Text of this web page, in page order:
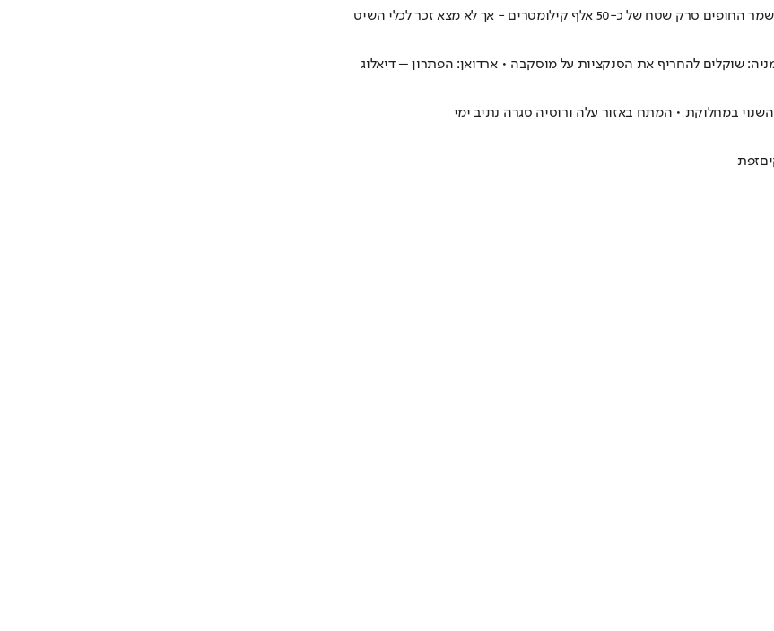
שוקלים להחריף את הסנקציות על מוסקבה • ארדואן: הפתרון – דיאלוג
במחלוקת • המתח באזור עלה ורוסיה סגרה נתיב ימי
זפת